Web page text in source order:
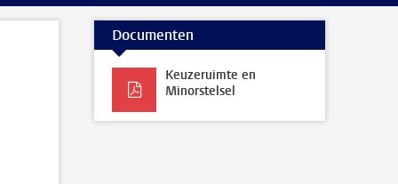
Documenten
Keuzeruimte en
Minorstelsel